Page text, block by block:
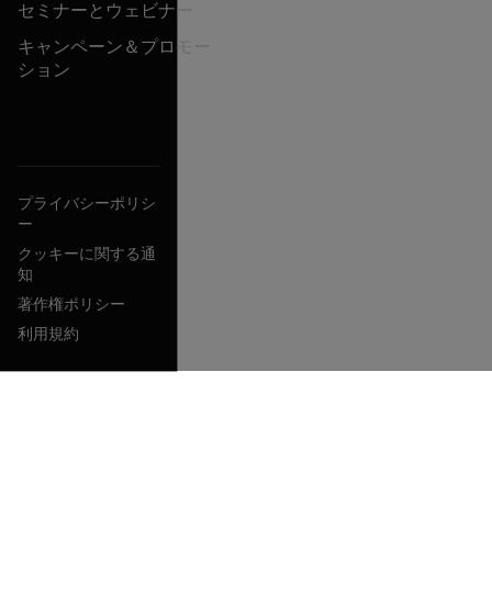
セミナーとウェビナー
キャンペーン＆プロモー
ション
プライバシーポリシ
ー
クッキーに関する通
知
著作権ポリシー
利用規約